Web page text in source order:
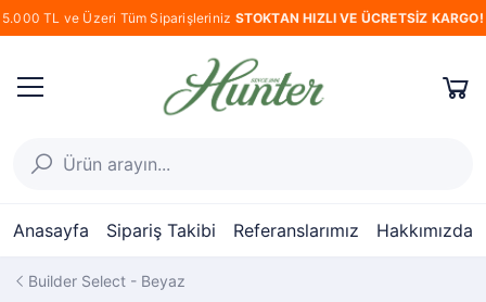
5.000 TL ve Üzeri Tüm Siparişleriniz STOKTAN HIZLI VE ÜCRETSİZ KARGO!
Anasayfa Sipariş Takibi Referanslarımız Hakkımızda
Builder Select - Beyaz